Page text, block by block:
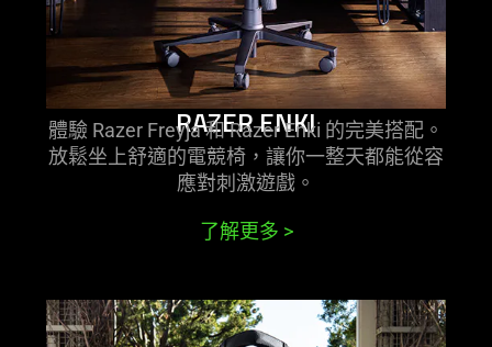
RAZER ENKI
體驗 Razer Freyja 和 Razer Enki 的完美搭配。
放鬆坐上舒適的電競椅，讓你一整天都能從容
應對刺激遊戲 。
了解更多 >